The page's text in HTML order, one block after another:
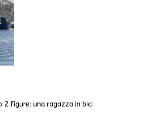
figure: una ragazza in bici